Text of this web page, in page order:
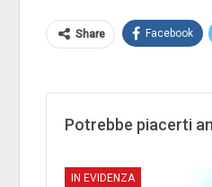
Share Facebook
Potrebbe piacerti
IN EVIDENZA